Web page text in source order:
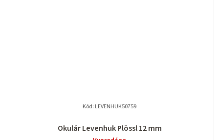
Okulár Levenhuk Plössl 12 mm
Kód: LEVENHUK50759